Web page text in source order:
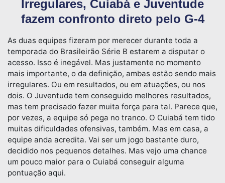
Irregulares, Cuiabá e Juventude
fazem confronto direto pelo G-4
As duas equipes fizeram por merecer durante toda a
temporada do Brasileirão Série B estarem a disputar o
acesso. Isso é inegável. Mas justamente no momento
mais importante, o da definição, ambas estão sendo mais
irregulares. Ou em resultados, ou em atuações, ou nos
dois. O Juventude tem conseguido melhores resultados,
mas tem precisado fazer muita força para tal. Parece que,
por vezes, a equipe só pega no tranco. O Cuiabá tem tido
muitas dificuldades ofensivas, também. Mas em casa, a
equipe anda acredita. Vai ser um jogo bastante duro,
decidido nos pequenos detalhes. Mas vejo uma chance
um pouco maior para o Cuiabá conseguir alguma
pontuação aqui.